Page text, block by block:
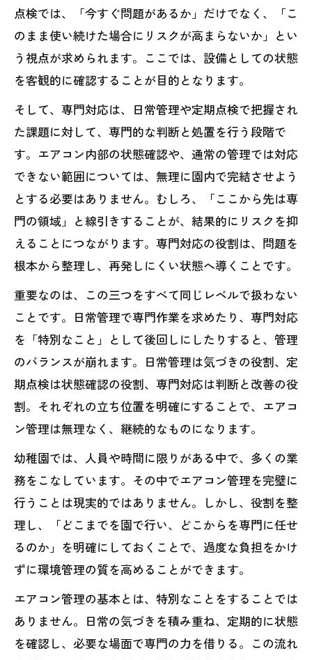
点検では、「今すぐ問題があるか」だけでなく、「こ
のまま使い続けた場合にリスクが高まらないか」とい
う視点が求められます。ここでは、設備としての状態
を客観的に確認することが目的となります。
そして、専門対応は、日常管理や定期点検で把握され
た課題に対して、専門的な判断と処置を行う段階で
す。エアコン内部の状態確認や、通常の管理では対応
できない範囲については、無理に園内で完結させよう
とする必要はありません。むしろ、「ここから先は専
門の領域」と線引きすることが、結果的にリスクを抑
えることにつながります。専門対応の役割は、問題を
根本から整理し、再発しにくい状態へ導くことです。
重要なのは、この三つをすべて同じレベルで扱わない
ことです。日常管理で専門作業を求めたり、専門対応
を「特別なこと」として後回しにしたりすると、管理
のバランスが崩れます。日常管理は気づきの役割、定
期点検は状態確認の役割、専門対応は判断と改善の役
割。それぞれの立ち位置を明確にすることで、エアコ
ン管理は無理なく、継続的なものになります。
幼稚園では、人員や時間に限りがある中で、多くの業
務をこなしています。その中でエアコン管理を完璧に
行うことは現実的ではありません。しかし、役割を整
理し、「どこまでを園で行い、どこからを専門に任せ
るのか」を明確にしておくことで、過度な負担をかけ
ずに環境管理の質を高めることができます。
エアコン管理の基本とは、特別なことをすることでは
ありません。日常の気づきを積み重ね、定期的に状態
を確認し、必要な場面で専門の力を借りる。この流れ